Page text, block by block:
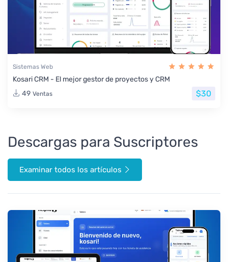
Sistemas Web
Kosari CRM - El mejor gestor de proyectos y CRM
49 Ventas $30
Descargas para Suscriptores
Examinar todos los artículos